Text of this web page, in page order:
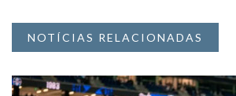
NOTÍCIAS RELACIONADAS